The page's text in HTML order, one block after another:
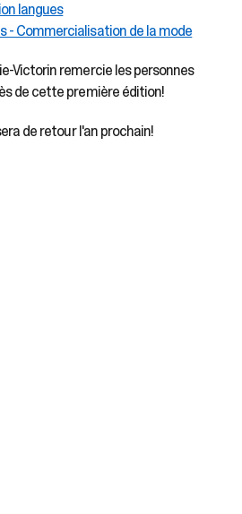
langues
- Commercialisation de la mode
Victorin remercie les personnes
de cette première édition!
de retour l'an prochain!